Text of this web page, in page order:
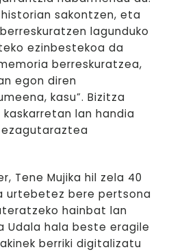
sakontzen, eta
lagunduko
ezinbestekoa da
berreskuratzea,
egon diren
kasu”. Bizitza
lan handia
Tene Mujika hil zela 40
urtebetez bere pertsona
hainbat lan
Udala hala beste eragile
berriki digitalizatu